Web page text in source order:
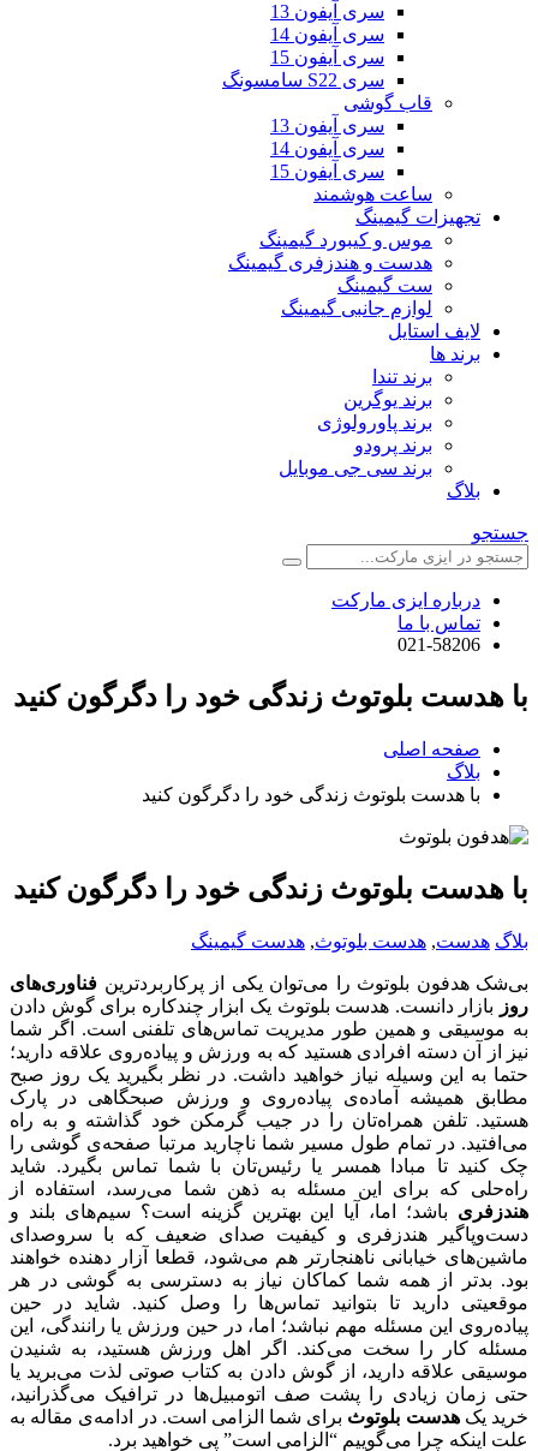
سری آیفون 13
سری آیفون 14
سری آیفون 15
سری S22 سامسونگ
قاب گوشی
سری آیفون 13
سری آیفون 14
سری آیفون 15
ساعت هوشمند
تجهیزات گیمینگ
موس و کیبورد گیمینگ
هدست و هندزفری گیمینگ
ست گیمینگ
لوازم جانبی گیمینگ
لایف استایل
برند ها
برند تندا
برند یوگرین
برند پاورولوژی
برند پرودو
برند سی جی موبایل
بلاگ
جستجو
درباره ایزی مارکت
تماس با ما
021-58206
با هدست بلوتوث زندگی خود را دگرگون کنید
صفحه اصلی
بلاگ
با هدست بلوتوث زندگی خود را دگرگون کنید
با هدست بلوتوث زندگی خود را دگرگون کنید
بلاگ هدست, هدست بلوتوث, هدست گیمینگ
بی‌شک هدفون بلوتوث را می‌توان یکی از پرکاربردترین فناوری‌های
روز بازار دانست. هدست بلوتوث یک ابزار چندکاره برای گوش دادن
به موسیقی و همین طور مدیریت تماس‌های تلفنی است. اگر شما
نیز از آن دسته افرادی هستید که به ورزش و پیاده‌روی علاقه دارید؛
حتما به این وسیله نیاز خواهید داشت. در نظر بگیرید یک روز صبح
مطابق همیشه آماده‌ی پیاده‌روی و ورزش صبحگاهی در پارک
هستید. تلفن همراه‌تان را در جیب گرمکن خود گذاشته و به راه
می‌افتید. در تمام طول مسیر شما ناچارید مرتبا صفحه‌ی گوشی را
چک کنید تا مبادا همسر یا رئیس‌تان با شما تماس بگیرد. شاید
راه‌حلی که برای این مسئله به ذهن شما می‌رسد، استفاده از
هندزفری باشد؛ اما، آیا این بهترین گزینه است؟ سیم‌های بلند و
دست‌و‌پاگیر هندزفری و کیفیت صدای ضعیف که با سروصدای
ماشین‌های خیابانی ناهنجارتر هم می‌شود، قطعا آزار دهنده خواهند
بود. بدتر از همه شما کماکان نیاز به دسترسی به گوشی در هر
موقعیتی دارید تا بتوانید تماس‌ها را وصل کنید. شاید در حین
پیاده‌روی این مسئله مهم نباشد؛ اما، در حین ورزش یا رانندگی، این
مسئله کار را سخت می‌کند. اگر اهل ورزش هستید، به شنیدن
موسیقی علاقه دارید، از گوش دادن به کتاب صوتی لذت می‌‌برید یا
حتی زمان زیادی را پشت صف اتومبیل‌ها در ترافیک می‌گذرانید،
خرید یکهدست بلوتوث برای شما الزامی است. در ادامه‌ی مقاله به
علت اینکه چرا می‌گوییم “الزامی است” پی خواهید برد.